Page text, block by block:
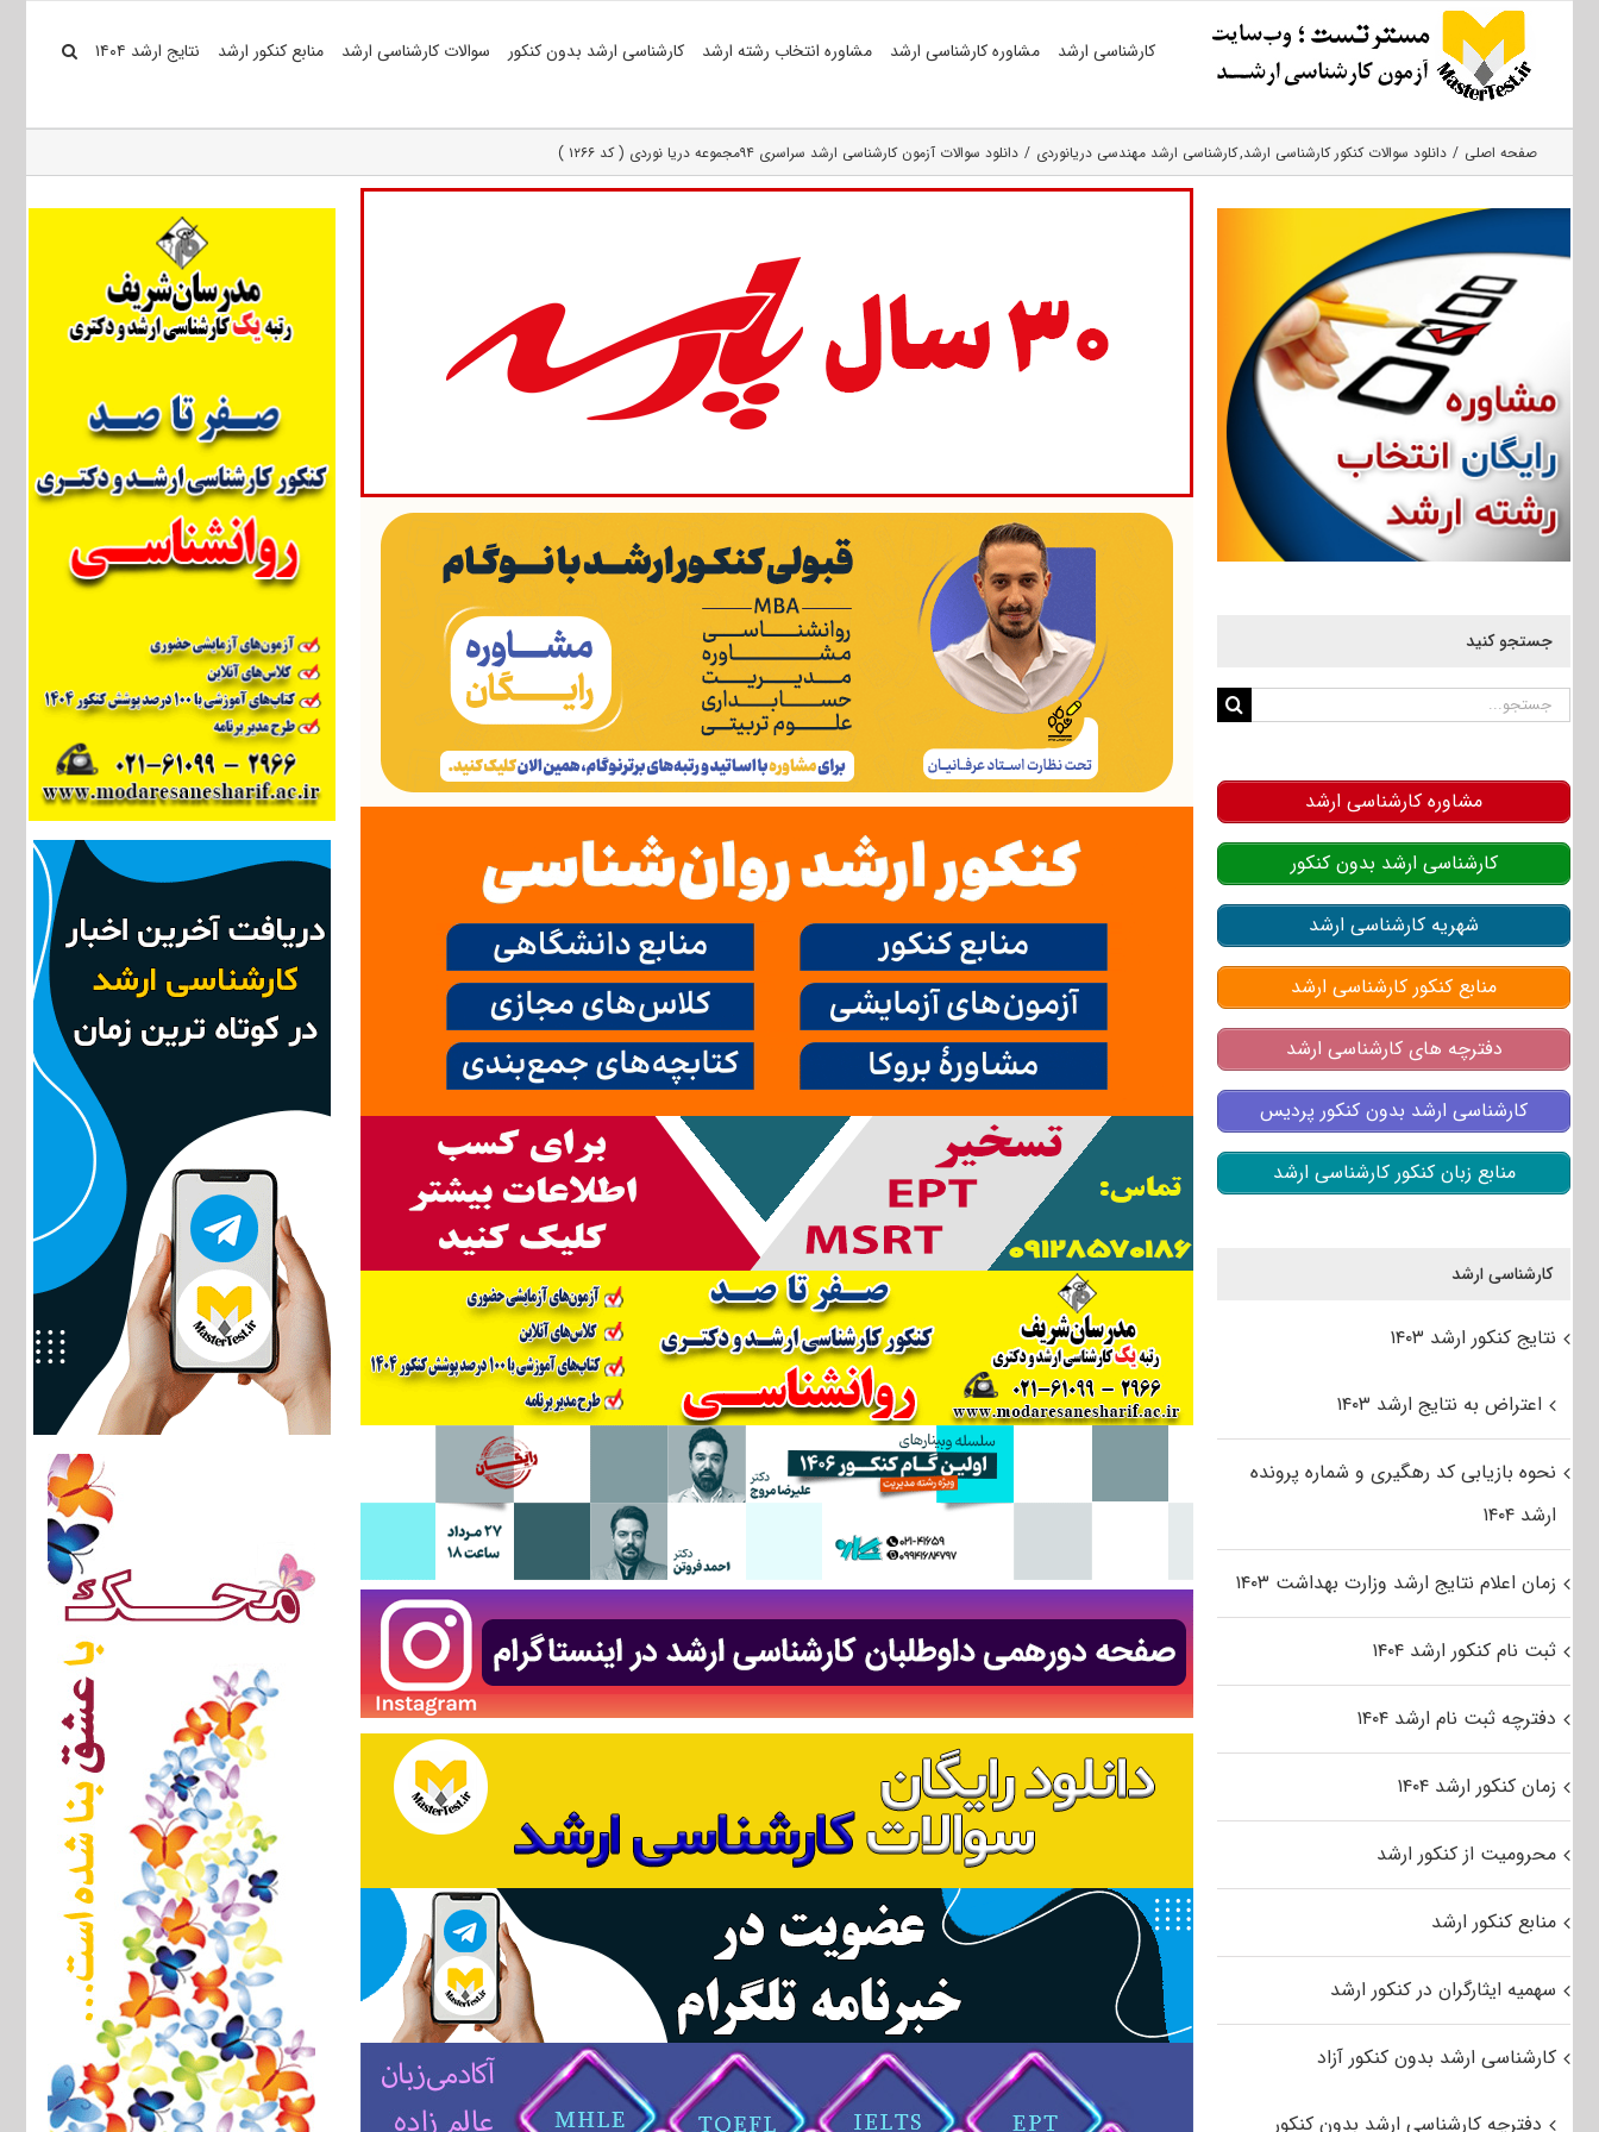
کارشناسی ارشد مشاوره کارشناسی ارشد مشاوره انتخاب رشته ارشد کارشناسی ارشد بدون کنکور سوالات کارشناسی ارشد منابع کنکور ارشد نتایج ارشد ۱۴۰۴
صفحه اصلی دانلود سوالات کنکور کارشناسی ارشد کارشناسی ارشد مهندسی دریانوردی دانلود سوالات آزمون کارشناسی ارشد سراسری ۹۴مجموعه دریا نوردی ( کد ۱۲۶۶ )
جستجو کنید
جستجو
مشاوره کارشناسی ارشد
کارشناسی ارشد بدون کنکور
شهریه کارشناسی ارشد
منابع کنکور کارشناسی ارشد
دفترچه های کارشناسی ارشد
کارشناسی ارشد بدون کنکور پردیس
منابع زبان کنکور کارشناسی ارشد
کارشناسی ارشد
نتایج کنکور ارشد ۱۴۰۳
اعتراض به نتایج ارشد ۱۴۰۳
نحوه بازیابی کد رهگیری و شماره پرونده
ارشد ۱۴۰۴
زمان اعلام نتایج ارشد وزارت بهداشت ۱۴۰۳
ثبت نام کنکور ارشد ۱۴۰۴
دفترچه ثبت نام ارشد ۱۴۰۴
زمان کنکور ارشد ۱۴۰۴
محرومیت از کنکور ارشد
منابع کنکور ارشد
سهمیه ایثارگران در کنکور ارشد
کارشناسی ارشد بدون کنکور آزاد
دفترچه کارشناسی ارشد بدون کنکور